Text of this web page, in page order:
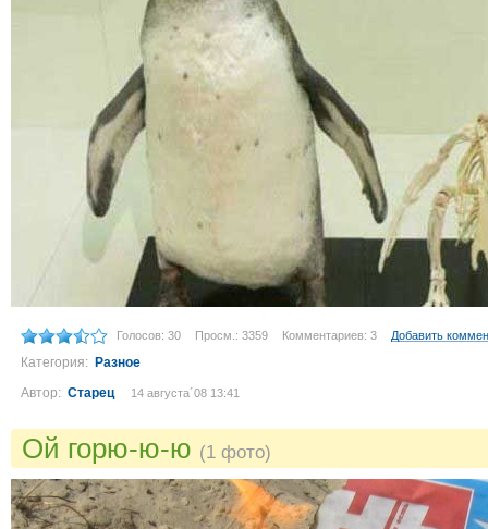
Голосов: 30 Просм.: 3359 Комментариев: 3 Добавить
Категория: Разное
Автор: Старец 14 августа´08 13:41
Ой горю-ю-ю (1 фото)